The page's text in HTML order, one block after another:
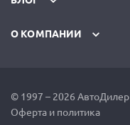
О КОМПАНИИ
© 1997 – 2026 АвтоДилер
Оферта и политика